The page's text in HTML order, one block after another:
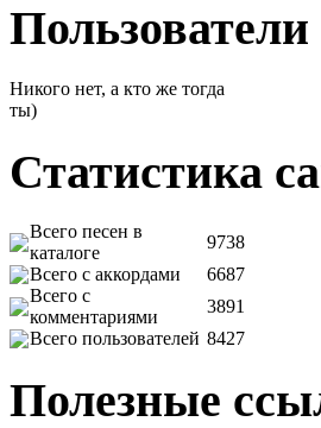
Никого нет, а кто же тогда
ты)
Статистика
Всего песен в
каталоге
9738
Всего с аккордами
6687
Всего с
комментариями
3891
Всего пользователей 8427
Полезные